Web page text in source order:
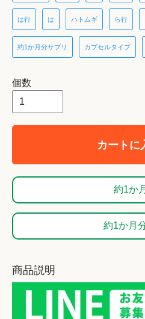
は行 は ハトムギ ら行
約1か月分サプリ カプセルタイプ
個数
カートに
約1か
約1か月
商品説明